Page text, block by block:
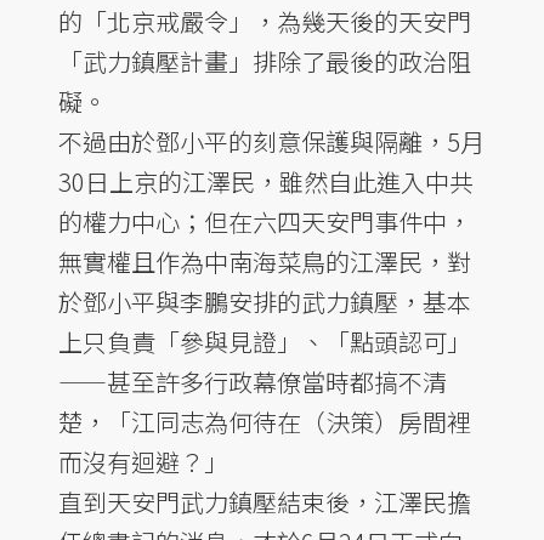
的「北京戒嚴令」，為幾天後的天安門
「武力鎮壓計畫」排除了最後的政治阻
礙。
不過由於鄧小平的刻意保護與隔離，5月
30日上京的江澤民，雖然自此進入中共
的權力中心；但在六四天安門事件中，
無實權且作為中南海菜鳥的江澤民，對
於鄧小平與李鵬安排的武力鎮壓，基本
上只負責「參與見證」、「點頭認可」
——甚至許多行政幕僚當時都搞不清
楚，「江同志為何待在（決策）房間裡
而沒有迴避？」
直到天安門武力鎮壓結束後，江澤民擔